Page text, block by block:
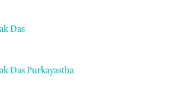
Das
Das Purkayastha